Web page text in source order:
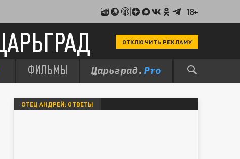
18+
ОТКЛЮЧИТЬ РЕКЛАМУ
ФИЛЬМЫ
ОТЕЦ АНДРЕЙ: ОТВЕТЫ